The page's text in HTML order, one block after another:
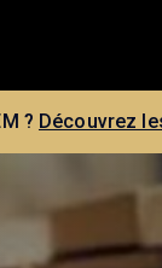
? Découvrez